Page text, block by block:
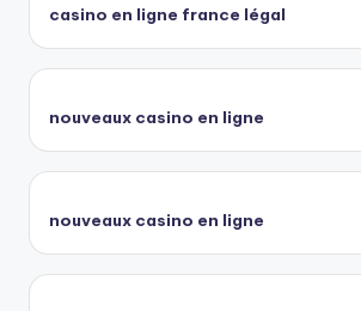
casino en ligne france légal
nouveaux casino en ligne
nouveaux casino en ligne